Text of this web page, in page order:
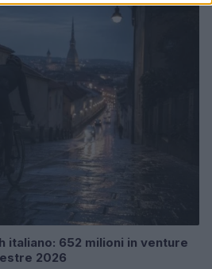
italiano: 652 milioni in venture
2026